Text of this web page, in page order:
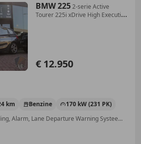
BMW 2252-serie Active
Tourer 225i xDrive High Executive
€ 12.950
km Benzine
170 kW (231 PK)
Elektrische stoelverstelling, Alarm, Lane Departure Warning Systeem, Stoelverwarming, Head-up display, 4x4, LED verlichting, Grootlichtassistent